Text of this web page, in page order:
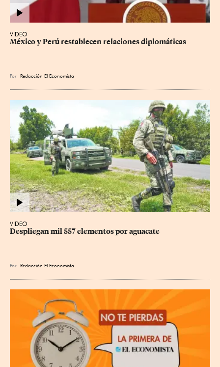
VIDEO
México y Perú restablecen relaciones diplomáticas
Por Redacción El Economista
VIDEO
Despliegan mil 557 elementos por aguacate
Por Redacción El Economista